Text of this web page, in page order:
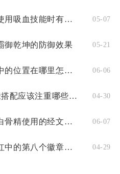
乱斗西游紫贪狼使用吸血技能时有什么要注意的 05-07
御乾坤的防御效果 05-21
无相之草在原神中的位置在哪里怎样才能打法攻略 06-06
影之刃340级技能搭配应该注重哪些方面 04-30
乱斗西游中适合白骨精使用的经文是什么 06-07
口袋妖怪火红火红中的第八个徽章在哪个地方领取 04-29